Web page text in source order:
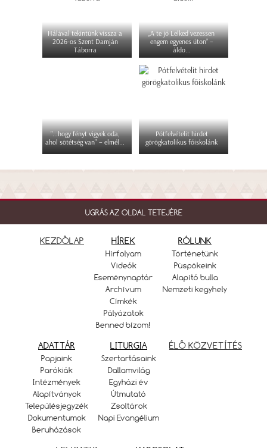
Hálával tekintünk vissza a
2026-os Szent Damján
Táborra
„A te jó Lelked vezessen
engem egyenes úton” –
áldo...
"...hogy fényt vigyek oda,
ahol sötétség van" – elmél...
Pótfelvételit hirdet
görögkatolikus főiskolánk
UGRÁS AZ OLDAL TETEJÉRE
KEZDŐLAP HÍREK
Hírfolyam
Videók
Eseménynaptár
Archívum
Címkék
Pályázatok
Benned bízom!
RÓLUNK
Történetünk
Püspökeink
Alapító bulla
Nemzeti kegyhely
ADATTÁR
Papjaink
Parókiák
Intézmények
Alapítványok
Településjegyzék
Dokumentumok
Beruházások
LITURGIA
Szertartásaink
Dallamvilág
Egyházi év
Útmutató
Zsoltárok
Napi Evangélium
ÉLŐ KÖZVETÍTÉS